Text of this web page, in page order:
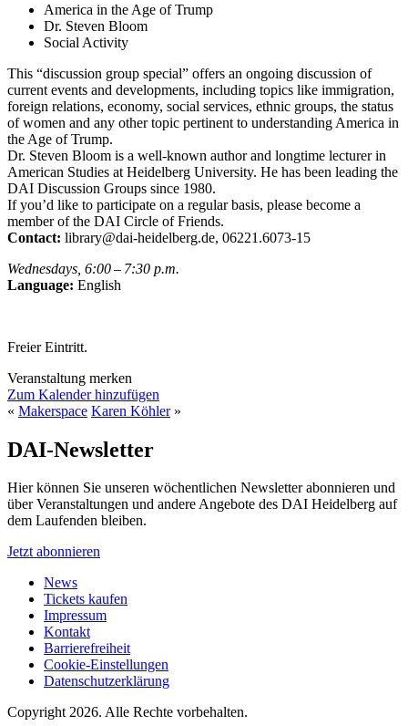
America in the Age of Trump
Dr. Steven Bloom
Social Activity
This “discussion group special” offers an ongoing discussion of
current events and developments, including topics like immigration,
foreign relations, economy, social services, ethnic groups, the status
of women and any other topic pertinent to understanding America in
the Age of Trump.
Dr. Steven Bloom is a well-known author and longtime lecturer in
American Studies at Heidelberg University. He has been leading the
DAI Discussion Groups since 1980.
If you’d like to participate on a regular basis, please become a
member of the DAI Circle of Friends.
Contact: library@dai-heidelberg.de, 06221.6073-15
Wednesdays, 6:00 – 7:30 p.m.
Language: English
Freier Eintritt.
Veranstaltung merken
Zum Kalender hinzufügen
« Makerspace Karen Köhler»
DAI-Newsletter
Hier können Sie unseren wöchentlichen Newsletter abonnieren und
über Veranstaltungen und andere Angebote des DAI Heidelberg auf
dem Laufenden bleiben.
Jetzt abonnieren
News
Tickets kaufen
Impressum
Kontakt
Barrierefreiheit
Cookie-Einstellungen
Datenschutzerklärung
Copyright 2026. Alle Rechte vorbehalten.